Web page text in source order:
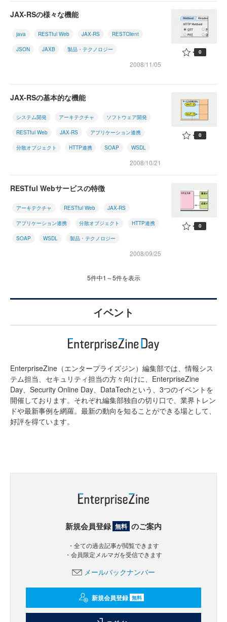
JAX-RSの様々な機能
java RESTful Web JAX-RS RESTClient
JSON JAXB 製品・テクノロジー
2008/11/05
0
JAX-RSの基本的な機能
システム開発 アーキテクチャ ソフトウェア開発
RESTful Web JAX-RS アプリケーション連携
分散オブジェクト HTTP連携 SOAP WSDL
2008/10/21
0
RESTful Webサービスの特徴
アーキテクチャ RESTful Web JAX-RS
アプリケーション連携 分散オブジェクト HTTP連携
SOAP WSDL 製品・テクノロジー
2008/09/25
0
5件中1～5件を表示
イベント
EnterpriseZine（エンタープライズジン）編集部では、情報シス
テム担当、セキュリティ担当の方々向けに、EnterpriseZine
Day、Security Online Day、DataTechという、3つのイベントを
開催しております。それぞれ編集部独自の切り口で、業界トレン
ドや最新事例を網羅。最新の動向を知ることができる場として、
好評を得ています。
新規会員登録 無料 のご案内
・全ての過去記事が閲覧できます
・会員限定メルマガを受信できます
メールバックナンバー
新規会員登録 無料